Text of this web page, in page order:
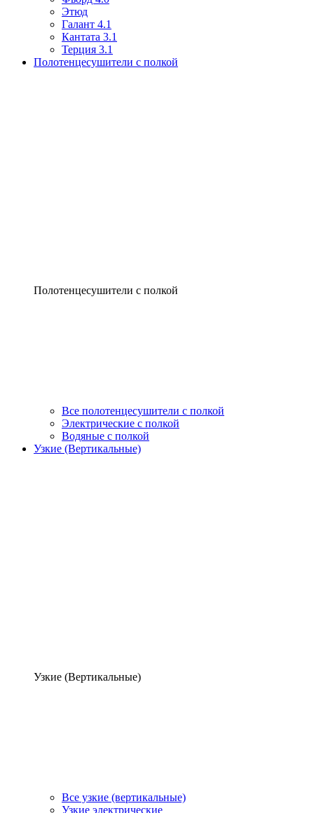
Этюд
Галант 4.1
Кантата 3.1
Терция 3.1
Полотенцесушители с полкой
Полотенцесушители с полкой
Все полотенцесушители с полкой
Электрические с полкой
Водяные с полкой
Узкие (Вертикальные)
Узкие (Вертикальные)
Все узкие (вертикальные)
Узкие электрические